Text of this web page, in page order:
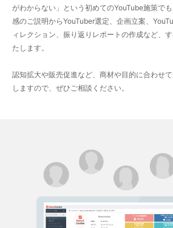
がわからない」という初めてのYouTube施策で
感のご説明からYouTuber選定、企画立案、
ィレクション、振り返りレポートの作成など、
たします。
認知拡大や販売促進など、商材や目的に合わせ
しますので、ぜひご相談ください。